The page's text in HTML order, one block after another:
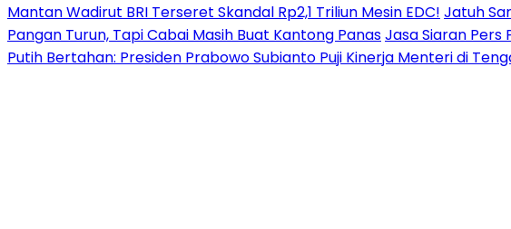
Mantan Wadirut BRI Terseret Skandal Rp2,1 Triliun Mesin EDC! Jatuh
Pangan Turun, Tapi Cabai Masih Buat Kantong PanasJasa Siaran Pers
Putih Bertahan: Presiden Prabowo Subianto Puji Kinerja Menteri di